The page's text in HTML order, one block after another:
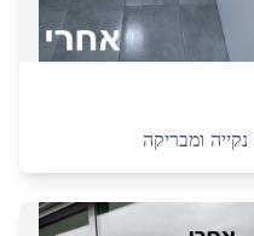
ומבריקה